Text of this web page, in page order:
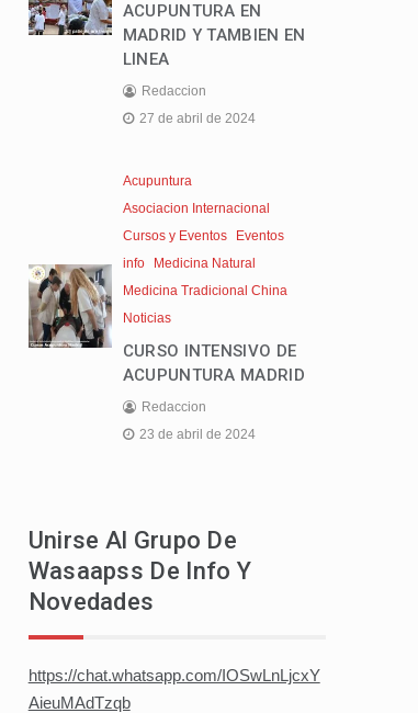
ACUPUNTURA EN
MADRID Y TAMBIEN EN
LINEA
Redaccion
27 de abril de 2024
Acupuntura
Asociacion Internacional
Cursos y Eventos
Eventos
info
Medicina Natural
Medicina Tradicional China
Noticias
CURSO INTENSIVO DE
ACUPUNTURA MADRID
Redaccion
23 de abril de 2024
Unirse Al Grupo De
Wasaapss De Info Y
Novedades
https://chat.whatsapp.com/IOSwLnLjcxY
AieuMAdTzqb